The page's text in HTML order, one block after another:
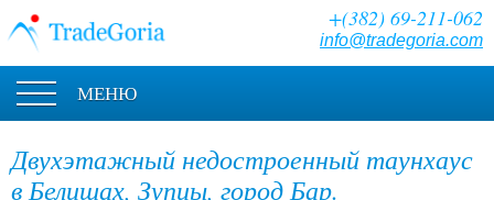
+(382) 69-211-062
info@tradegoria.com
МЕНЮ
Двухэтажный недостроенный таунхаус
в Белишах, Зупцы, город Бар.